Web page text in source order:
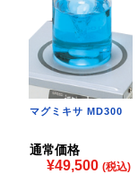
マグミキサ MD300
通常価格
¥49,500(税込)